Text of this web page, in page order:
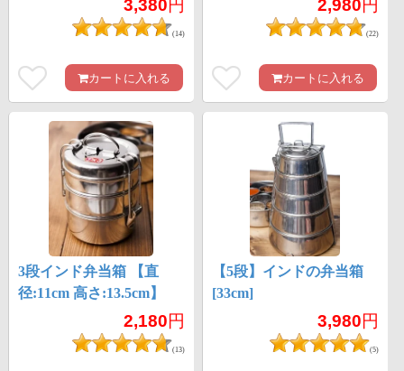
3,380円
(14)
カートに入れる
2,980円
(22)
カートに入れる
3段インド弁当箱 【直
径:11cm 高さ:13.5cm】
2,180円
(13)
【5段】インドの弁当箱
[33cm]
3,980円
(5)